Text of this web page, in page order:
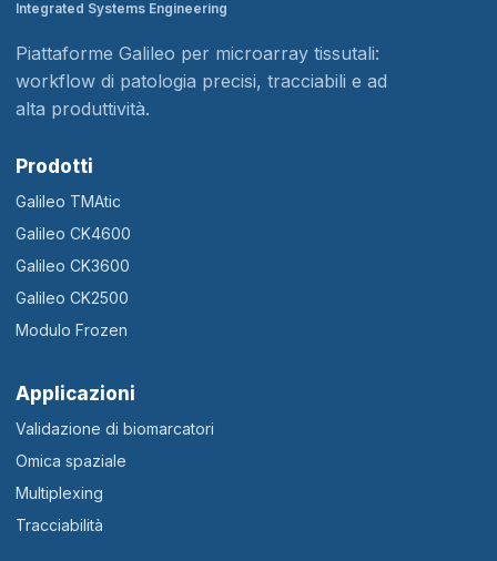
Integrated Systems Engineering
Piattaforme Galileo per microarray tissutali:
workflow di patologia precisi, tracciabili e ad
alta produttività.
Prodotti
Galileo TMAtic
Galileo CK4600
Galileo CK3600
Galileo CK2500
Modulo Frozen
Applicazioni
Validazione di biomarcatori
Omica spaziale
Multiplexing
Tracciabilità